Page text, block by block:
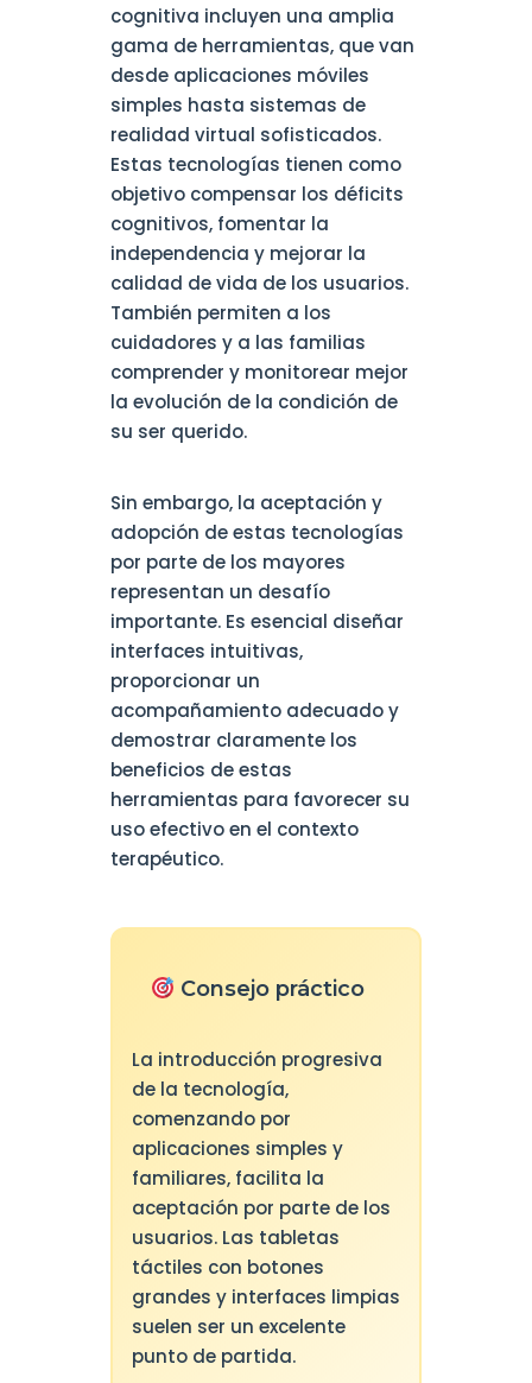
cognitiva incluyen una amplia
gama de herramientas, que van
desde aplicaciones móviles
simples hasta sistemas de
realidad virtual sofisticados.
Estas tecnologías tienen como
objetivo compensar los déficits
cognitivos, fomentar la
independencia y mejorar la
calidad de vida de los usuarios.
También permiten a los
cuidadores y a las familias
comprender y monitorear mejor
la evolución de la condición de
su ser querido.
Sin embargo, la aceptación y
adopción de estas tecnologías
por parte de los mayores
representan un desafío
importante. Es esencial diseñar
interfaces intuitivas,
proporcionar un
acompañamiento adecuado y
demostrar claramente los
beneficios de estas
herramientas para favorecer su
uso efectivo en el contexto
terapéutico.
Consejo práctico
La introducción progresiva
de la tecnología,
comenzando por
aplicaciones simples y
familiares, facilita la
aceptación por parte de los
usuarios. Las tabletas
táctiles con botones
grandes y interfaces limpias
suelen ser un excelente
punto de partida.